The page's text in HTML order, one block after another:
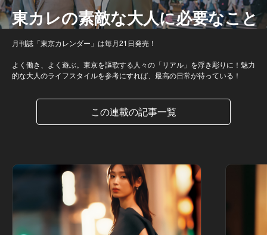
東カレの素敵な大人に必要なこと
月刊誌「東京カレンダー」は毎月21日発売！
よく働き、よく遊ぶ。東京を謳歌する人々の「リアル」を浮き彫りに！魅力
的な大人のライフスタイルを参考にすれば、最高の日常が待っている！
この連載の記事一覧